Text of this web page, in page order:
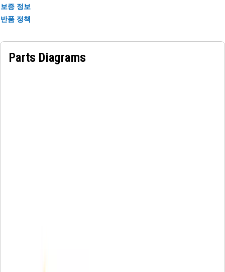
보증 정보
반품 정책
Parts Diagrams